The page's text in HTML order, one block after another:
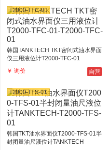
韩国TANKTECH TKT密闭式油水界面
仪三用液位计T2000-TFC-01
￥ 询价
自营
T2000-TFC-01
韩国TKT油水界面仪T2000-TFS-01半
封闭量油尺液位计TANKTECH
T2000-TFS-01